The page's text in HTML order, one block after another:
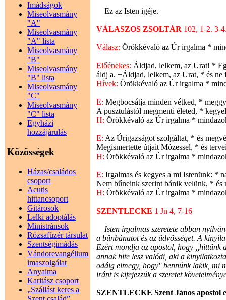
Imádságok
Miseolvasmány
"A"
Miseolvasmány
"A" lista
Miseolvasmány
"B"
Miseolvasmány
"B" lista
Miseolvasmány
"C"
Miseolvasmány
"C" lista
Egyházi
hozzájárulás
Közösségek
Házas/családos
csoport
Acutis
hittancsoport
Gitárosok
Lelki adoptálás
Ministránsok
Rózsafüzér társulat
Szentségimádás
Vándorevangélium
imaszolgálat
Anyaima
Karitász csoport
„Szállást keres a
Ez az Isten igéje.
VÁLASZOS ZSOLTÁR 102, 1-2.
Válasz: Örökkévaló az Úr irgalma *
Előénekes: Áldjad, lelkem, az Urat! *
áldj a. +Áldjad, lelkem, az Urat, * és
Hívek: Örökkévaló az Úr irgalma *
E: Megbocsátja minden vétked, *
A pusztulástól megmenti életed, *
H: Örökkévaló az Úr irgalma *
E: Az Úrigazságot szolgáltat, * és
Megismertette útjait Mózessel, * és
H: Örökkévaló az Úr irgalma *
E: Irgalmas és kegyes a mi Istenünk: *
Nem bűneink szerint bánik velünk, * és
H: Örökkévaló az Úr irgalma *
SZENTLECKE 1 Jn 4, 7-16
Isten irgalmas szeretete abban
a bűnbánatot és az üdvösséget. A
Ezért mondja az apostol, hogy ,,hittünk
annak hite lesz valódi, aki a
odáig elmegy, hogy'' bennünk lakik, mi
iránt is kifejezzük a szeretet
SZENTLECKE Szent János apostol